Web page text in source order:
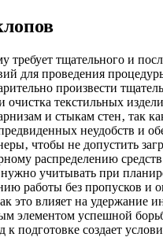
тщательного и
проведения
произвести
текстильных
и стыкам стен‚
неудобств и
чтобы не допустить
распределению
учитывать при
работы без пропусков и
это влияет на
элементом успешной
создает